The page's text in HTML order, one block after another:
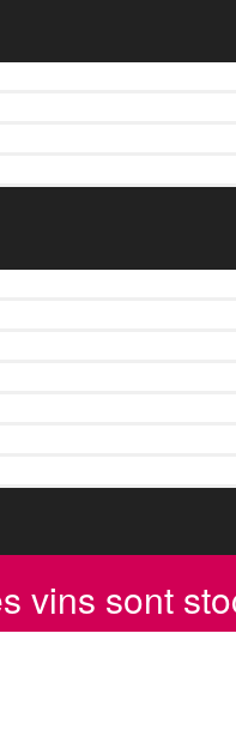
vins sont